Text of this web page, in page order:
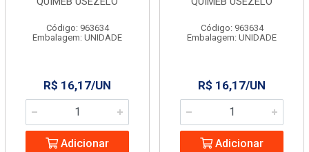
Código: 963634
Embalagem: UNIDADE
R$ 16,17/UN
Adicionar
Código: 963634
Embalagem: UNIDADE
R$ 16,17/UN
Adicionar